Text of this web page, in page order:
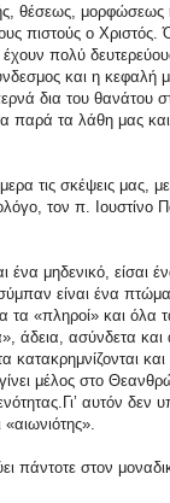
θέσεως,
πιστούς ο Χριστός.
πολύ
και η κεφαλή
δια του θανάτου
τα λάθη μας και
τις σκέψεις μας,
τον π. Ιουστίνο
ένα μηδενικό, είσαι
είναι ένα
«πληροί» και όλα
άδεια, ασύνδετα
και
μέλος στο
αυτόν δεν
πάντοτε στον